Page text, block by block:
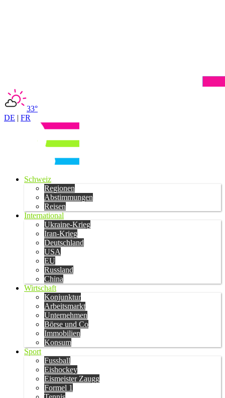
33°
DE | FR
Schweiz
Regionen
Abstimmungen
Reisen
International
Ukraine-Krieg
Iran-Krieg
Deutschland
USA
EU
Russland
China
Wirtschaft
Konjunktur
Arbeitsmarkt
Unternehmen
Börse und Co
Immobilien
Konsum
Sport
Fussball
Eishockey
Eismeister Zaugg
Formel 1